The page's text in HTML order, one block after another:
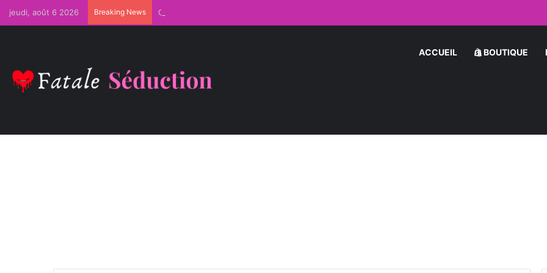
jeudi, août 6 2026 Breaking News Comment Devenir Irrésistible par Message : Les Secrets pour Séduire une Femme en Ligne
ACCUEIL BOUTIQUE